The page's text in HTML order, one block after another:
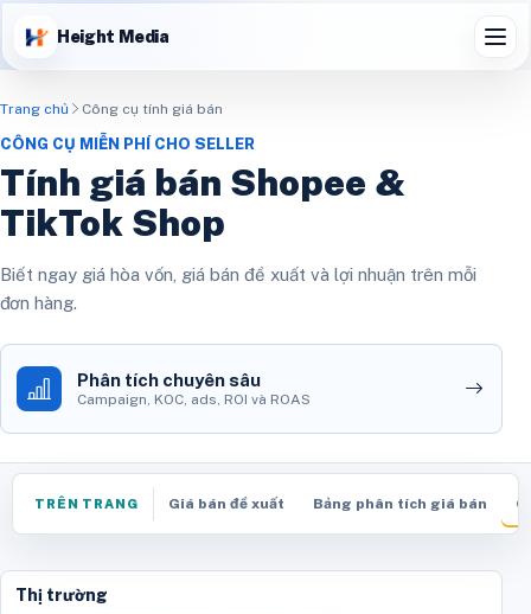
Height Media
Trang chủ Công cụ tính giá bán
CÔNG CỤ MIỄN PHÍ CHO SELLER
Tính giá bán Shopee &
TikTok Shop
Biết ngay giá hòa vốn, giá bán đề xuất và lợi nhuận trên mỗi
đơn hàng.
Phân tích chuyên sâu
Campaign, KOC, ads, ROI và ROAS
TRÊN TRANG Giá bán đề xuất Bảng phân tích giá bán
Thị trường